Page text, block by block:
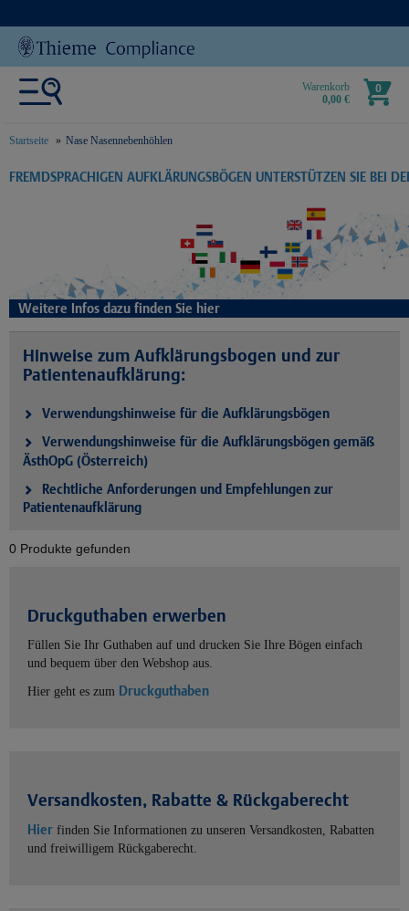
Warenkorb
0,00 €
0
Startseite Nase Nasennebenhöhlen
text.skipToContent
text.skipToNavigation
FREMDSPRACHIGEN AUFKLÄRUNGSBÖGEN UNTERSTÜTZEN SIE BEI
Weitere Infos dazu finden Sie hier
Hinweise zum Aufklärungsbogen und zur
Patientenaufklärung:
Verwendungshinweise für die Aufklärungsbögen
Verwendungshinweise für die Aufklärungsbögen gemäß
ÄsthOpG (Österreich)
Rechtliche Anforderungen und Empfehlungen zur
Patientenaufklärung
0 Produkte gefunden
Druckguthaben erwerben
Füllen Sie Ihr Guthaben auf und drucken Sie Ihre Bögen einfach
und bequem über den Webshop aus.
Hier geht es zum Druckguthaben
Versandkosten, Rabatte & Rückgaberecht
Hier finden Sie Informationen zu unseren Versandkosten, Rabatten
und freiwilligem Rückgaberecht.